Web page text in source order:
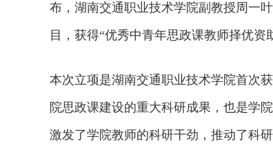
布，湖南交通职业技术学院副教授周一
目，获得“优秀中青年思政课教师择优资
本次立项是湖南交通职业技术学院首次
院思政课建设的重大科研成果，也是学
激发了学院教师的科研干劲，推动了科研